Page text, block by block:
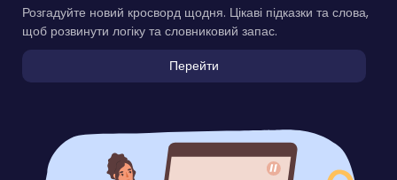
Розгадуйте новий кросворд щодня. Цікаві підказки та слова,
щоб розвинути логіку та словниковий запас.
Перейти